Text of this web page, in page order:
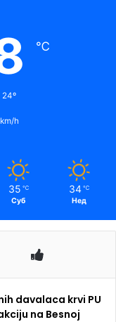
℃
24º
h
35 ℃
Суб
34 ℃
Нед
davalaca krvi PU
na Besnoj